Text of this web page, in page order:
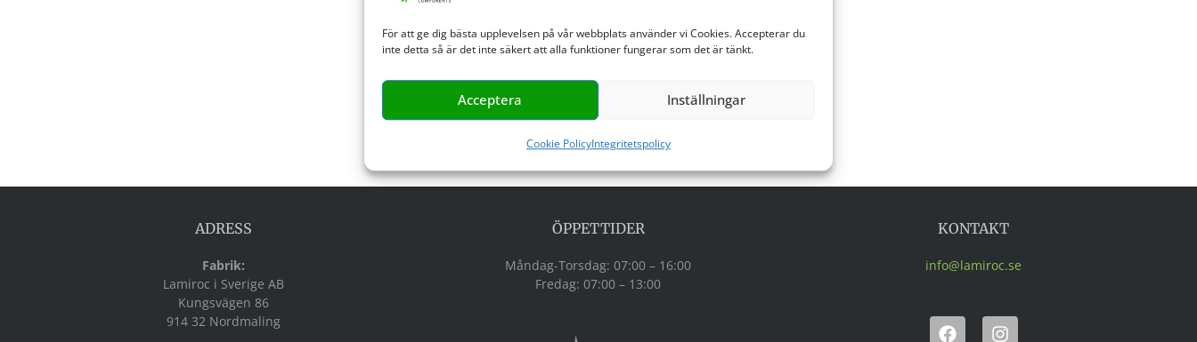
För att ge dig bästa upplevelsen på vår webbplats använder vi Cookies. Accepterar du
inte detta så är det inte säkert att alla funktioner fungerar som det är tänkt.
Acceptera Inställningar
Cookie PolicyIntegritetspolicy
ADRESS
Fabrik:
Lamiroc i Sverige AB
Kungsvägen 86
914 32 Nordmaling
ÖPPETTIDER
Måndag-Torsdag: 07:00 – 16:00
Fredag: 07:00 – 13:00
KONTAKT
info@lamiroc.se